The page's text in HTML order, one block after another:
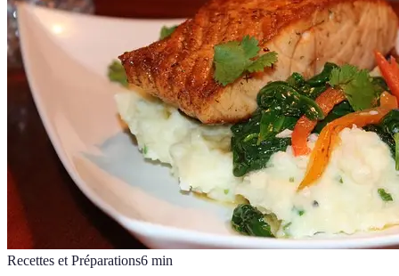
Recettes et Préparations6 min